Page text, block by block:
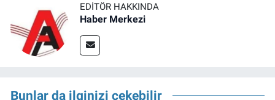
EDITÖR HAKKINDA
Haber Merkezi
Bunlar da ilginizi çekebilir